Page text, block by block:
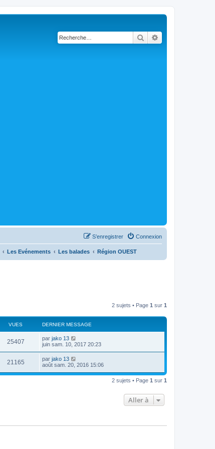
Rechercher
Connexion
S’enregistrer
Les Evénements Les balades Région OUEST
2 sujets • Page 1 sur 1
VUES DERNIER MESSAGE
25407 par jako 13
juin sam. 10, 2017 20:23
21165 par jako 13
août sam. 20, 2016 15:06
2 sujets • Page 1 sur 1
Aller à